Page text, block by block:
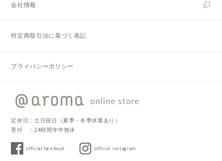
会社情報
特定商取引法に基づく表記
プライバシーポリシー
定休日：土日祝日（夏季・冬季休業あり）
受付 ：24時間年中無休
official facebook official instagram